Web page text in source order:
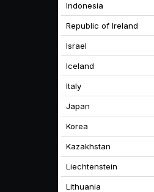
Indonesia
Republic of Ireland
Israel
Iceland
Italy
Japan
Korea
Kazakhstan
Liechtenstein
Lithuania